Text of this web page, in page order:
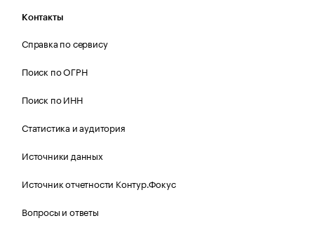
Контакты
Справка по сервису
Поиск по ОГРН
Поиск по ИНН
Статистика и аудитория
Источники данных
Источник отчетности Контур.Фокус
Вопросы и ответы